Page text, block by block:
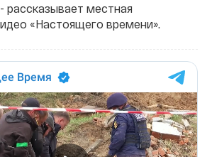
рассказывает местная
«Настоящего времени».